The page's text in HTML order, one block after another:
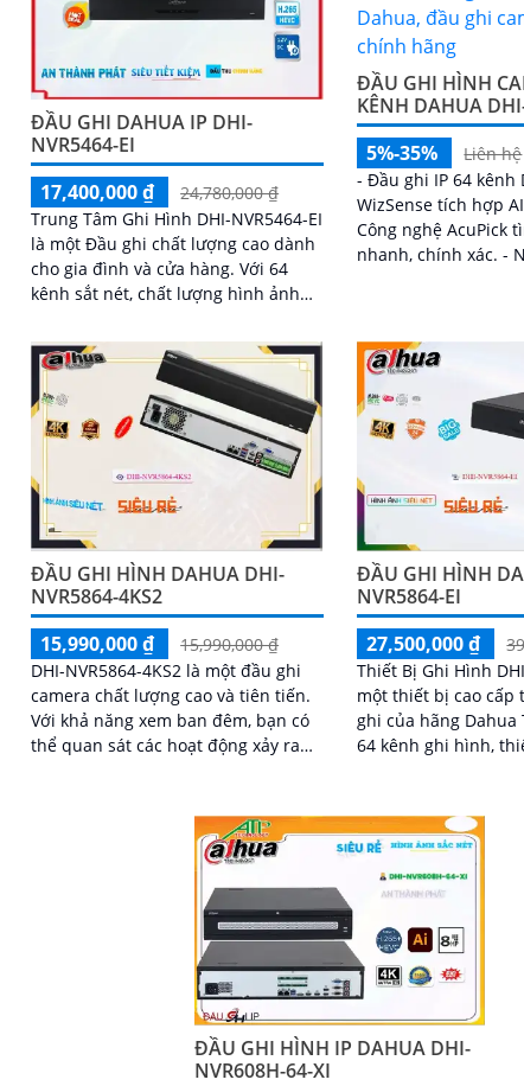
ĐẦU GHI DAHUA IP DHI-
NVR5464-EI
17,400,000 ₫
24,780,000 ₫
Trung Tâm Ghi Hình DHI-NVR5464-EI
là một Đầu ghi chất lượng cao dành
cho gia đình và cửa hàng. Với 64
kênh sắt nét, chất lượng hình ảnh
nghệ IP để dễ dàng kết nối
ĐẦU GHI HÌNH
KÊNH DAHUA
5%-35%
Liên hệ
- Đầu ghi IP 64 kênh
WizSense tích hợp
Công nghệ AcuPick
nhanh, chính xác. -
ĐẦU GHI HÌNH DAHUA DHI-
NVR5864-4KS2
15,990,000 ₫
15,990,000 ₫
DHI-NVR5864-4KS2 là một đầu ghi
camera chất lượng cao và tiên tiến.
Với khả năng xem ban đêm, bạn có
thể quan sát các hoạt động xảy ra
ĐẦU GHI HÌNH
NVR5864-EI
27,500,000 ₫
Thiết Bị Ghi Hình
một thiết bị cao cấp
ghi của hãng Dahua
64 kênh ghi hình,
ĐẦU GHI HÌNH IP DAHUA DHI-
NVR608H-64-XI